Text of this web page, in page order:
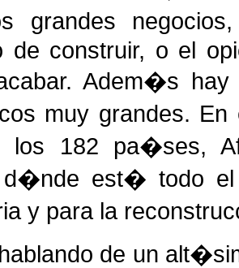
grandes
de construir, o el
Adem�s
muy grandes.
los 182 pa�ses,
d�nde est� todo
y para la
de un